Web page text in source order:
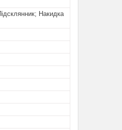
Накидка